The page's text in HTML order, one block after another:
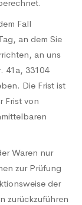
Fall
an dem Sie
an uns
41a, 33104
Die Frist ist
Frist von
Waren nur
zur Prüfung
der
zurückzuführen